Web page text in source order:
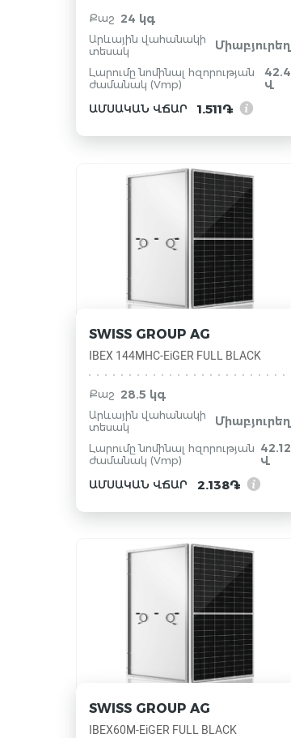
Քաշ 24 կգ
Արևային վահանակի
տեսակ
Միաբյուրեղ
Լարումը նոմինալ հզորության
ժամանակ (Vmp)
42.4
Վ
ԱՄՍԱԿԱՆ ՎՃԱՐ 1.511֏
SWISS GROUP AG
IBEX 144MHC-EiGER FULL BLACK
Քաշ 28.5 կգ
Արևային վահանակի
տեսակ
Միաբյուրեղ
Լարումը նոմինալ հզորության
ժամանակ (Vmp)
42.12
Վ
ԱՄՍԱԿԱՆ ՎՃԱՐ 2.138֏
SWISS GROUP AG
IBEX60M-EiGER FULL BLACK